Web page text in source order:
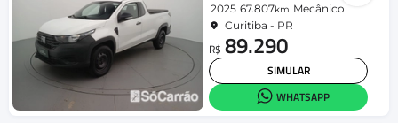
2025 67.807km Mecânico
Curitiba - PR
R$ 89.290
SIMULAR
WHATSAPP